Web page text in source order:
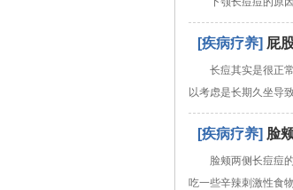
[疾病疗养] 屁
长痘其实是很正
以考虑是长期久坐导致
[疾病疗养] 脸
脸颊两侧长痘痘
吃一些辛辣刺激性食物